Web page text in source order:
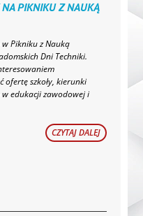
PIKNIKU Z NAUKĄ
w Pikniku z Nauką
Dni Techniki.
ofertę szkoły, kierunki
edukacji zawodowej i
CZYTAJ DALEJ